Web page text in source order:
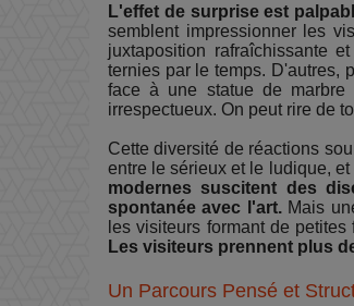
L'effet de surprise est
semblent impressionner les
juxtaposition rafraîchissante
ternies par le temps. D'autres,
face à une statue de
irrespectueux. On peut rire de
Cette diversité de réactions
entre le sérieux et le ludique,
modernes suscitent des
spontanée avec l'art. Mais
les visiteurs formant de
Les visiteurs prennent plus
Un Parcours Pensé et